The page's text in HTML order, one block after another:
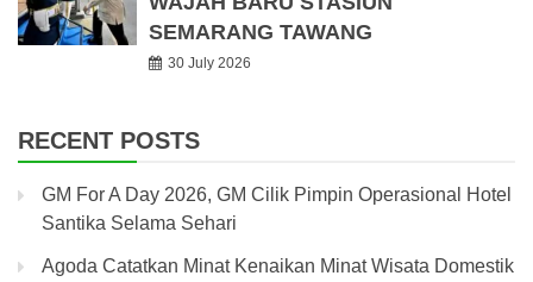
SEMARANG TAWANG
30 July 2026
RECENT POSTS
GM For A Day 2026, GM Cilik Pimpin Operasional Hotel
Santika Selama Sehari
Agoda Catatkan Minat Kenaikan Minat Wisata Domestik